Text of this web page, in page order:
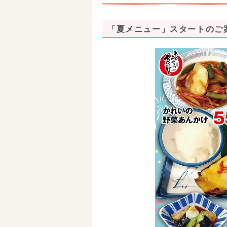
「夏メニュー」スタートのご